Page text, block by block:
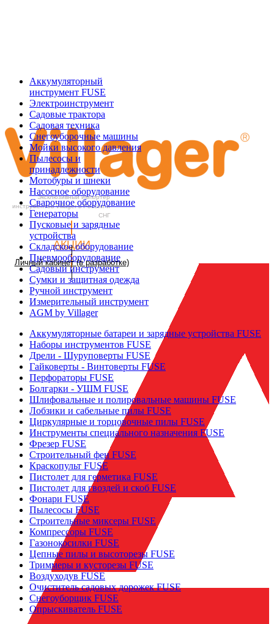
Эксклюзивный импортер
инструментов Villager в России и
СНГ
АКЦИИ
Личный кабинет (в разработке)
Аккумуляторный
инструмент FUSE
Электроинструмент
Садовые трактора
Садовая техника
Снегоуборочные машины
Мойки высокого давления
Пылесосы и
принадлежности
Мотобуры и шнеки
Насосное оборудование
Сварочное оборудование
Генераторы
Пусковые и зарядные
устройства
Складское оборудование
Пневмооборудование
Садовый инструмент
Сумки и защитная одежда
Ручной инструмент
Измерительный инструмент
AGM by Villager
Аккумуляторные батареи и зарядные устройства FUSE
Наборы инструментов FUSE
Дрели - Шуруповерты FUSE
Гайковерты - Винтоверты FUSE
Перфораторы FUSE
Болгарки - УШМ FUSE
Шлифовальные и полировальные машины FUSE
Лобзики и сабельные пилы FUSE
Циркулярные и торцовочные пилы FUSE
Инструменты специального назначения FUSE
Фрезер FUSE
Строительный фен FUSE
Краскопульт FUSE
Пистолет для герметика FUSE
Пистолет для гвоздей и скоб FUSE
Фонари FUSE
Пылесосы FUSE
Строительные миксеры FUSE
Компрессоры FUSE
Газонокосилки FUSE
Цепные пилы и высоторезы FUSE
Триммеры и кусторезы FUSE
Воздуходув FUSE
Очиститель садовых дорожек FUSE
Снегоуборщик FUSE
Опрыскиватель FUSE